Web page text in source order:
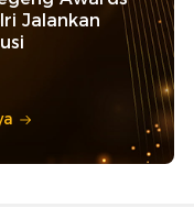
Jalankan